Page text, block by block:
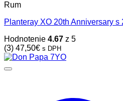
Rum
Planteray XO 20th Anniversary
Hodnotenie 4.67 z 5
(3) 47,50€ s DPH